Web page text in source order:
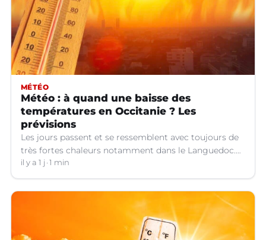
MÉTÉO
Météo : à quand une baisse des
températures en Occitanie ? Les
prévisions
Les jours passent et se ressemblent avec toujours de
très fortes chaleurs notamment dans le Languedoc.
Jusqu’à quand ?
il y a 1 j 1 min